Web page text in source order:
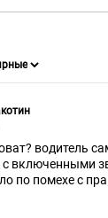
водитель
с включенными
по помехе с